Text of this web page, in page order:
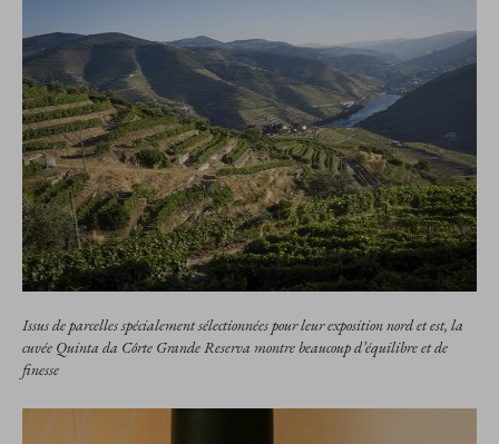
Issus de parcelles spécialement sélectionnées pour leur exposition nord et est, la
cuvée Quinta da Côrte Grande Reserva montre beaucoup d’équilibre et de
finesse